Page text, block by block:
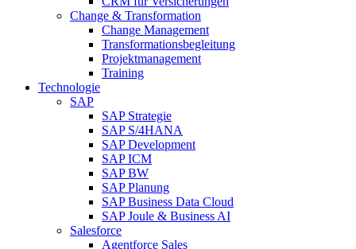
Change & Transformation
Change Management
Transformationsbegleitung
Projektmanagement
Training
Technologie
SAP
SAP Strategie
SAP S/4HANA
SAP Development
SAP ICM
SAP BW
SAP Planung
SAP Business Data Cloud
SAP Joule & Business AI
Salesforce
Agentforce Sales